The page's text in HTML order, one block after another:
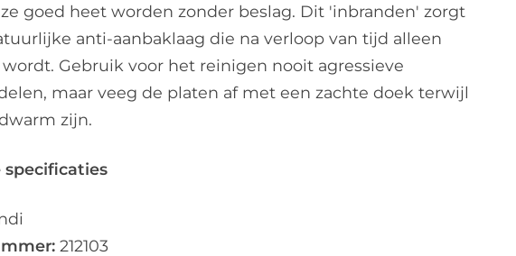
goed heet worden zonder beslag. Dit 'inbranden' zorgt
anti-aanbaklaag die na verloop van tijd alleen
Gebruik voor het reinigen nooit agressieve
maar veeg de platen af met een zachte doek terwijl
zijn.
specificaties
212103